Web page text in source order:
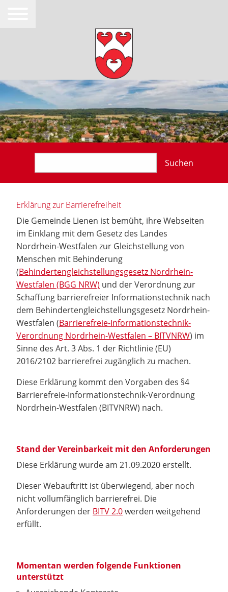
Suchen
Erklärung zur Barrierefreiheit
Die Gemeinde Lienen ist bemüht, ihre Webseiten
im Einklang mit dem Gesetz des Landes
Nordrhein-Westfalen zur Gleichstellung von
Menschen mit Behinderung
(Behindertengleichstellungsgesetz Nordrhein-
Westfalen (BGG NRW) und der Verordnung zur
Schaffung barrierefreier Informationstechnik nach
dem Behindertengleichstellungsgesetz Nordrhein-
Westfalen (Barrierefreie-Informationstechnik-
Verordnung Nordrhein-Westfalen – BITVNRW) im
Sinne des Art. 3 Abs. 1 der Richtlinie (EU)
2016/2102 barrierefrei zugänglich zu machen.
Diese Erklärung kommt den Vorgaben des §4
Barrierefreie-Informationstechnik-Verordnung
Nordrhein-Westfalen (BITVNRW) nach.
Stand der Vereinbarkeit mit den Anforderungen
Diese Erklärung wurde am 21.09.2020 erstellt.
Dieser Webauftritt ist überwiegend, aber noch
nicht vollumfänglich barrierefrei. Die
Anforderungen der BITV 2.0werden weitgehend
erfüllt.
Momentan werden folgende Funktionen
unterstützt